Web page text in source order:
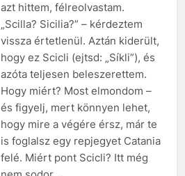
azt hittem, félreolvastam.
„Scilla? Sicilia?” – kérdeztem
vissza értetlenül. Aztán kiderült,
hogy ez Scicli (ejtsd: „Síkli”), és
azóta teljesen beleszerettem.
Hogy miért? Most elmondom –
és figyelj, mert könnyen lehet,
hogy mire a végére érsz, már te
is foglalsz egy repjegyet Catania
felé. Miért pont Scicli? Itt még